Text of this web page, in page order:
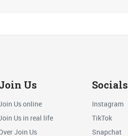
Us
Us online
Us in real life
Join Us
Socials
Instagram
TikTok
Snapchat